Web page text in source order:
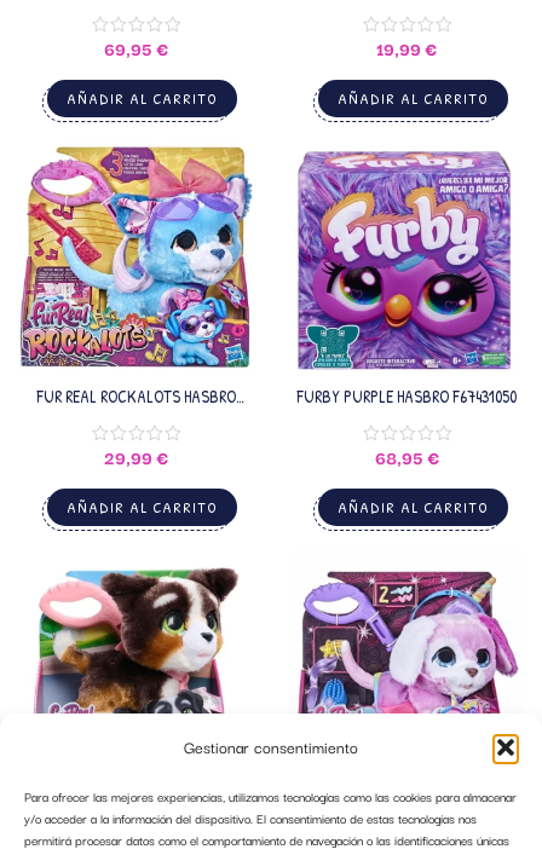
Gestionar consentimiento
Para ofrecer las mejores experiencias, utilizamos tecnologías como las cookies para almacenar
y/o acceder a la información del dispositivo. El consentimiento de estas tecnologías nos
permitirá procesar datos como el comportamiento de navegación o las identificaciones únicas
D
69,95€
AÑADIR AL CARRITO
19,99€
AÑADIR AL CARRITO
FUR REAL ROCKALOTS HASBRO
29,99€
AÑADIR AL CARRITO
FURBY PURPLE HASBRO F67431050
68,95€
AÑADIR AL CARRITO
FURREAL WALKALOTS PERRO
MARRON JUST PLAY
GLAMALOTS FURREAL HASBRO F1544